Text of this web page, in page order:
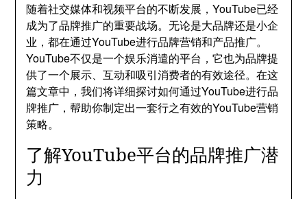
随着社交媒体和视频平台的不断发展，YouTube已经
成为了品牌推广的重要战场。无论是大品牌还是小企
业，都在通过YouTube进行品牌营销和产品推广。
YouTube不仅是一个娱乐消遣的平台，它也为品牌提
供了一个展示、互动和吸引消费者的有效途径。在这
篇文章中，我们将详细探讨如何通过YouTube进行品
牌推广，帮助你制定出一套行之有效的YouTube营销
策略。
了解YouTube平台的品牌推广潜
力